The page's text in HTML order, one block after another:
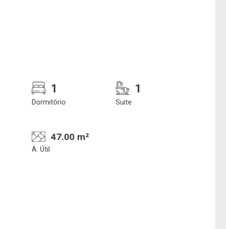
1
Dormitório
1
Suite
47.00 m²
A. Útil
Confirmar dados da